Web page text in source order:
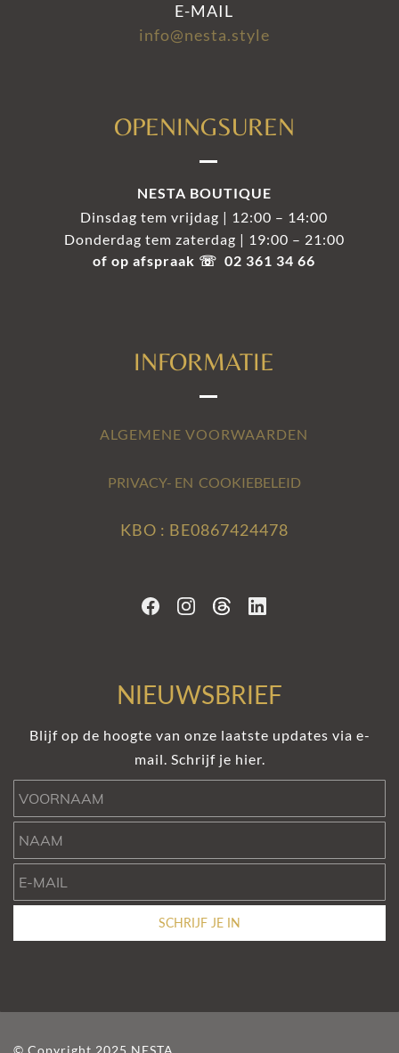
E-MAIL
info@nesta.style
OPENINGSUREN
NESTA BOUTIQUE
Dinsdag tem vrijdag | 12:00 – 14:00
Donderdag tem zaterdag | 19:00 – 21:00
of op afspraak ☏ 02 361 34 66
INFORMATIE
ALGEMENE VOORWAARDEN
PRIVACY- EN COOKIEBELEID
KBO : BE0867424478
NIEUWSBRIEF
Blijf op de hoogte van onze laatste updates via e-
mail. Schrijf je hier.
SCHRIJF JE IN
© Copyright 2025 NESTA